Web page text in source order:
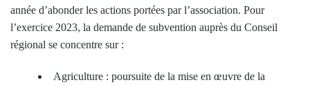
année d’abonder les actions portées par l’association. Pour
l’exercice 2023, la demande de subvention auprès du Conseil
régional se concentre sur :
Agriculture : poursuite de la mise en œuvre de la